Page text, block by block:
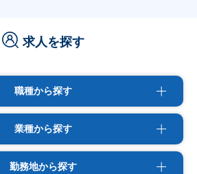
求人を探す
職種から探す
業種から探す
勤務地から探す